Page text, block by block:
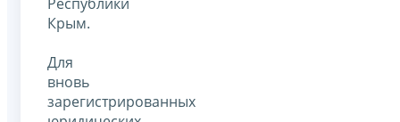
Крым.
Для
вновь
зарегистрированных